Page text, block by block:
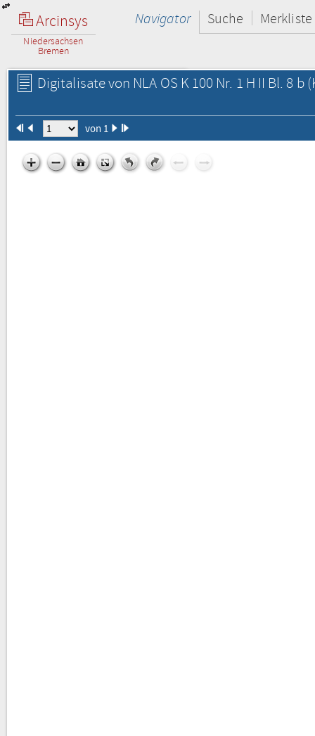
Arcinsys
Niedersachsen
Bremen
Navigator Suche Merkliste
Digitalisate von NLA OS K 100 Nr. 1 H II Bl. 8 b
von 1